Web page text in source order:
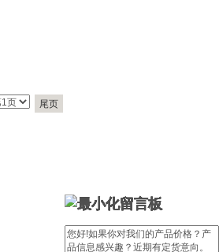
尾页
留言板
留言板
留言板
留言板
留言板
留言板